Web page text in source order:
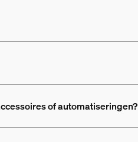
of automatiseringen?